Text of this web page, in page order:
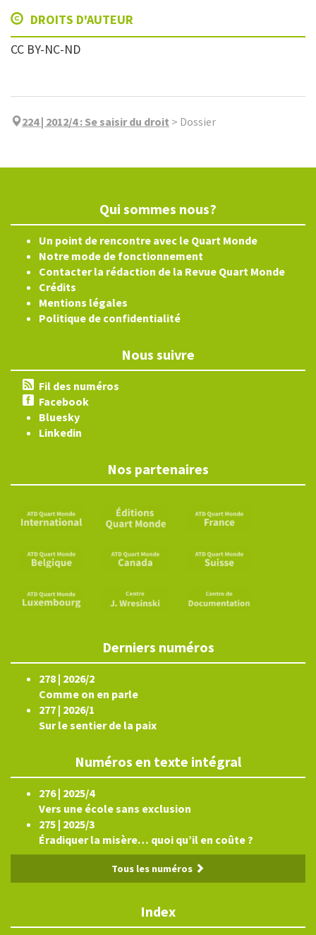
DROITS D'AUTEUR
CC BY-NC-ND
224 | 2012/4: Se saisir du droit > Dossier
Qui sommes nous?
Un point de rencontre avec le Quart Monde
Notre mode de fonctionnement
Contacter la rédaction de la Revue Quart Monde
Crédits
Mentions légales
Politique de confidentialité
Nous suivre
Fil des numéros
Facebook
Bluesky
Linkedin
Nos partenaires
Derniers numéros
278 | 2026/2
Comme on en parle
277 | 2026/1
Sur le sentier de la paix
Numéros en texte intégral
276 | 2025/4
Vers une école sans exclusion
275 | 2025/3
Éradiquer la misère… quoi qu’il en coûte ?
Tous les numéros
Index